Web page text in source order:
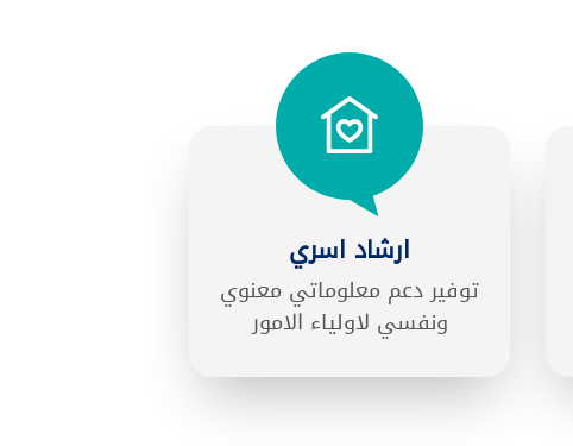
ارشاد اسري
توفير دعم معلوماتي معنوي
ونفسي لاولياء الامور